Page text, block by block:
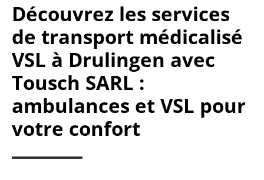
Découvrez les services
de transport médicalisé
VSL à Drulingen avec
Tousch SARL :
ambulances et VSL pour
votre confort